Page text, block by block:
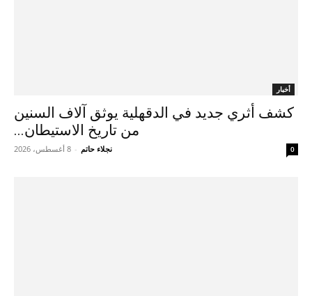
أخبار
كشف أثري جديد في الدقهلية يوثق آلاف السنين
من تاريخ الاستيطان...
نجلاء حاتم - 8 أغسطس، 2026 0